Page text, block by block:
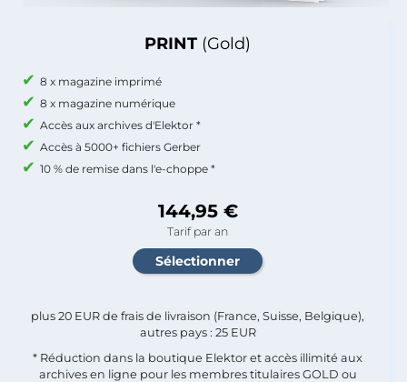
PRINT (Gold)
8 x magazine imprimé
8 x magazine numérique
Accès aux archives d'Elektor *
Accès à 5000+ fichiers Gerber
10 % de remise dans l'e-choppe *
144,95 €
Tarif par an
plus 20 EUR de frais de livraison (France, Suisse, Belgique),
autres pays : 25 EUR
* Réduction dans la boutique Elektor et accès illimité aux
archives en ligne pour les membres titulaires GOLD ou